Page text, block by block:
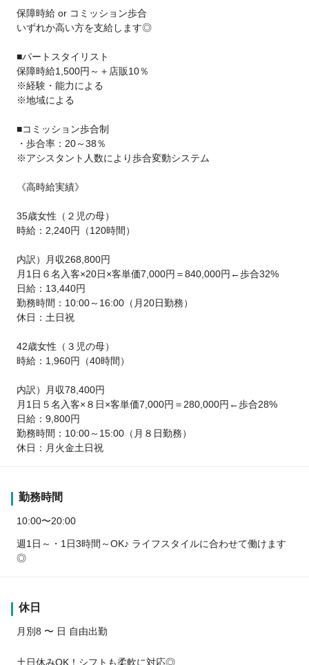
保障時給 or コミッション歩合
いずれか高い方を支給します◎
■パートスタイリスト
保障時給1,500円～＋店販10％
※経験・能力による
※地域による
■コミッション歩合制
・歩合率：20～38％
※アシスタント人数により歩合変動システム
《高時給実績》
35歳女性（２児の母）
時給：2,240円（120時間）
内訳）月収268,800円
月1日６名入客×20日×客単価7,000円＝840,000円←歩合32%
日給：13,440円
勤務時間：10:00～16:00（月20日勤務）
休日：土日祝
42歳女性（３児の母）
時給：1,960円（40時間）
内訳）月収78,400円
月1日５名入客×８日×客単価7,000円＝280,000円←歩合28%
日給：9,800円
勤務時間：10:00～15:00（月８日勤務）
休日：月火金土日祝
勤務時間
10:00〜20:00
週1日～・1日3時間～OK♪ ライフスタイルに合わせて働けます
◎
休日
月別8 〜 日 自由出勤
土日休みOK！シフトも柔軟に対応◎